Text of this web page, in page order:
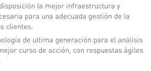
la mejor infraestructura y
para una adecuada gestión de la
clientes.
de ultima generación para el análisis
curso de acción, con respuestas ágiles